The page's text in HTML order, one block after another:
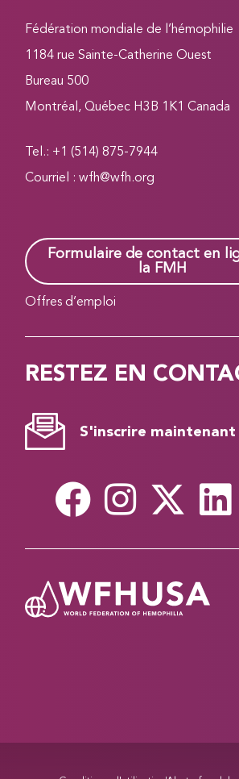
Fédération mondiale de l’hémophilie
1184 rue Sainte-Catherine Ouest
Bureau 500
Montréal, Québec H3B 1K1 Canada
Tel.: +1 (514) 875-7944
Courriel :wfh@wfh.org
Formulaire de contact en
la FMH
Offres d’emploi
RESTEZ EN
S'inscrire maintenant